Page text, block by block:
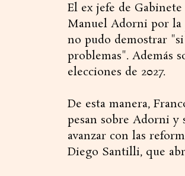
El ex jefe de
Manuel Adorni por la
no pudo demostrar
problemas". Además
elecciones de 2027.
De esta manera,
pesan sobre Adorni
avanzar con las
Diego Santilli, que